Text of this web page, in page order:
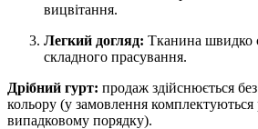
вицвітання.
Легкий догляд: Тканина швидко
складного прасування.
Дрібний гурт: продаж здійснюється
кольору (у замовлення комплектуються
випадковому порядку).